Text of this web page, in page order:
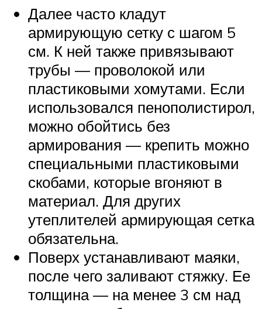
Далее часто кладут
армирующую сетку с шагом 5
см. К ней также привязывают
трубы — проволокой или
пластиковыми хомутами. Если
использовался пенополистирол,
можно обойтись без
армирования — крепить можно
специальными пластиковыми
скобами, которые вгоняют в
материал. Для других
утеплителей армирующая сетка
обязательна.
Поверх устанавливают маяки,
после чего заливают стяжку. Ее
толщина — на менее 3 см над